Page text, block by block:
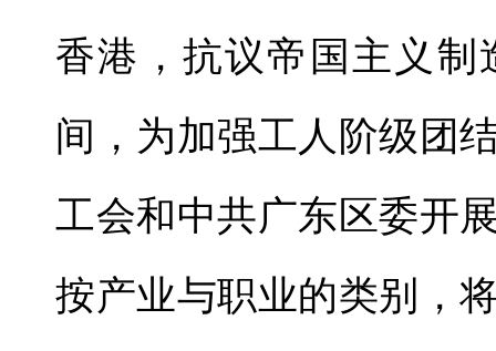
香港，抗议帝国主义
间，为加强工人阶级团
工会和中共广东区委开
按产业与职业的类别，